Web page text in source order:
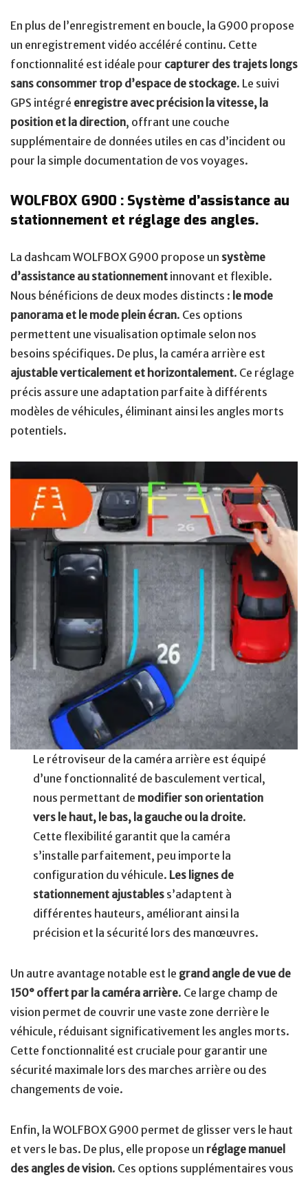
En plus de l’enregistrement en boucle, la G900 propose
un enregistrement vidéo accéléré continu. Cette
fonctionnalité est idéale pour capturer des trajets longs
sans consommer trop d’espace de stockage. Le suivi
GPS intégré enregistre avec précision la vitesse, la
position et la direction, offrant une couche
supplémentaire de données utiles en cas d’incident ou
pour la simple documentation de vos voyages.
WOLFBOX G900 : Système d’assistance au
stationnement et réglage des angles.
La dashcam WOLFBOX G900 propose un système
d’assistance au stationnement innovant et flexible.
Nous bénéficions de deux modes distincts : le mode
panorama et le mode plein écran. Ces options
permettent une visualisation optimale selon nos
besoins spécifiques. De plus, la caméra arrière est
ajustable verticalement et horizontalement. Ce réglage
précis assure une adaptation parfaite à différents
modèles de véhicules, éliminant ainsi les angles morts
potentiels.
Le rétroviseur de la caméra arrière est équipé
d’une fonctionnalité de basculement vertical,
nous permettant de modifier son orientation
vers le haut, le bas, la gauche ou la droite.
Cette flexibilité garantit que la caméra
s’installe parfaitement, peu importe la
configuration du véhicule. Les lignes de
stationnement ajustables s’adaptent à
différentes hauteurs, améliorant ainsi la
précision et la sécurité lors des manœuvres.
Un autre avantage notable est le grand angle de vue de
150° offert par la caméra arrière. Ce large champ de
vision permet de couvrir une vaste zone derrière le
véhicule, réduisant significativement les angles morts.
Cette fonctionnalité est cruciale pour garantir une
sécurité maximale lors des marches arrière ou des
changements de voie.
Enfin, la WOLFBOX G900 permet de glisser vers le haut
et vers le bas. De plus, elle propose un réglage manuel
des angles de vision. Ces options supplémentaires vous